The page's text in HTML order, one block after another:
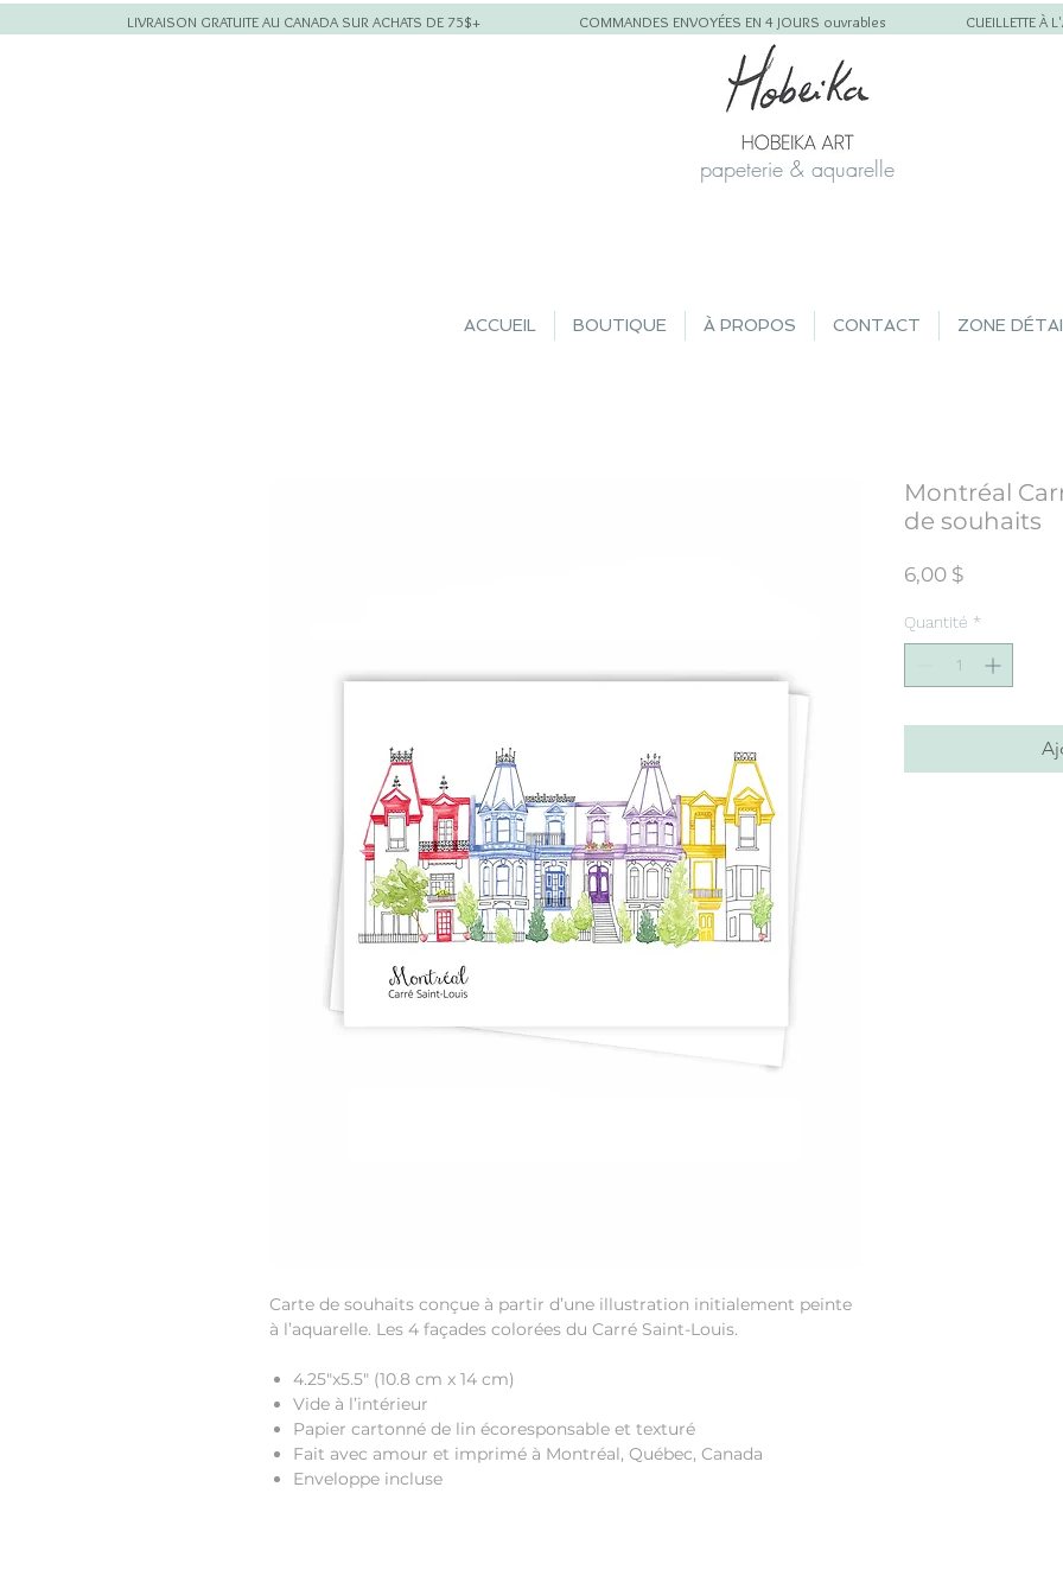
LIVRAISON GRATUITE AU CANADA SUR ACHATS DE 75$+ COMMANDES ENVOYÉES EN 4 JOURS ouvrables CUEILLETTE À
papeterie & aquarelle
ACCUEIL BOUTIQUE À PROPOS CONTACT ZONE
Carte de souhaits conçue à partir d’une illustration initialement peinte
à l’aquarelle. Les 4 façades colorées du Carré Saint-Louis.
4.25"x5.5" (10.8 cm x 14 cm)
Vide à l’intérieur
Papier cartonné de lin écoresponsable et texturé
Fait avec amour et imprimé à Montréal, Québec, Canada
Enveloppe incluse
Montréal
de souhaits
6,00 $Prix
Quantité *